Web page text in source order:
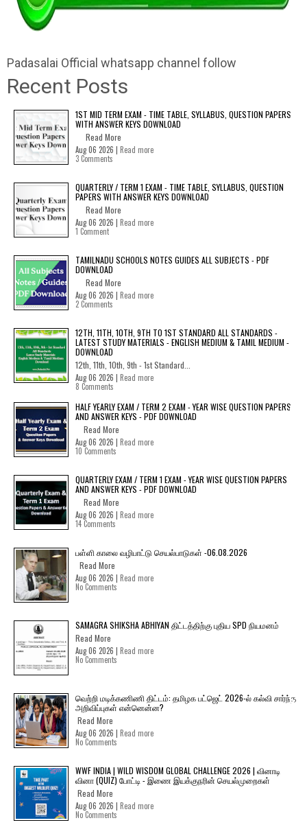
Padasalai Official whatsapp channel follow
Recent Posts
1ST MID TERM EXAM - TIME TABLE, SYLLABUS, QUESTION PAPERS
WITH ANSWER KEYS DOWNLOAD
Read More
Aug 06 2026 | Read more
3 Comments
QUARTERLY / TERM 1 EXAM - TIME TABLE, SYLLABUS, QUESTION
PAPERS WITH ANSWER KEYS DOWNLOAD
Read More
Aug 06 2026 | Read more
1 Comment
TAMILNADU SCHOOLS NOTES GUIDES ALL SUBJECTS - PDF
DOWNLOAD
Read More
Aug 06 2026 | Read more
2 Comments
12TH, 11TH, 10TH, 9TH TO 1ST STANDARD ALL STANDARDS -
LATEST STUDY MATERIALS - ENGLISH MEDIUM & TAMIL MEDIUM -
DOWNLOAD
12th, 11th, 10th, 9th - 1st Standard...
Aug 06 2026 | Read more
8 Comments
HALF YEARLY EXAM / TERM 2 EXAM - YEAR WISE QUESTION PAPERS
AND ANSWER KEYS - PDF DOWNLOAD
Read More
Aug 06 2026 | Read more
10 Comments
QUARTERLY EXAM / TERM 1 EXAM - YEAR WISE QUESTION PAPERS
AND ANSWER KEYS - PDF DOWNLOAD
Read More
Aug 06 2026 | Read more
14 Comments
பள்ளி காலை வழிபாட்டு செயல்பாடுகள் -06.08.2026
Read More
Aug 06 2026 | Read more
No Comments
SAMAGRA SHIKSHA ABHIYAN திட்டத்திற்கு புதிய SPD நியமனம்
Read More
Aug 06 2026 | Read more
No Comments
வெற்றி மடிக்கணிணி திட்டம்: தமிழக பட்ஜெட் 2026-ல் கல்வி சார்ந்த
அறிவிப்புகள் என்னென்ன?
Read More
Aug 06 2026 | Read more
No Comments
WWF INDIA | WILD WISDOM GLOBAL CHALLENGE 2026 | வினாடி
வினா (QUIZ) போட்டி - இணை இயக்குநரின் செயல்முறைகள்
Read More
Aug 06 2026 | Read more
No Comments